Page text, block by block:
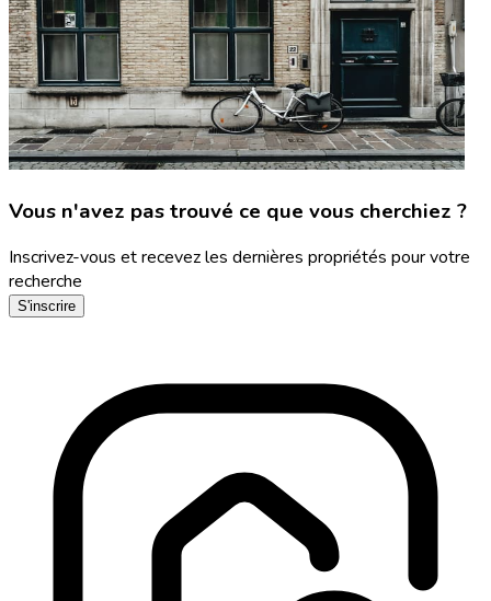
Vous n'avez pas trouvé ce que vous cherchiez ?
Inscrivez-vous et recevez les dernières propriétés pour votre
recherche
S'inscrire